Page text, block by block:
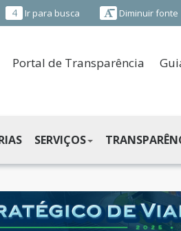
4 Ir para busca Diminuir fonte
Portal de Transparência
SERVIÇOS